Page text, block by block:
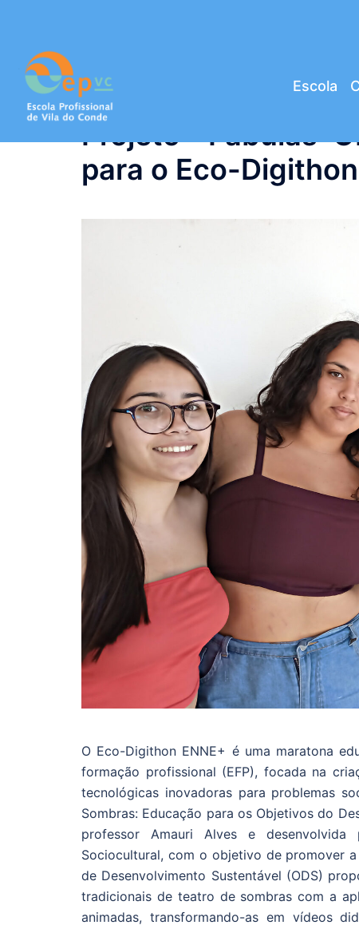
conteúdo
Escola
Projeto “Fábulas
para o Eco-
O Eco-Digithon ENNE+ é uma maratona
formação profissional (EFP), focada na
tecnológicas inovadoras para problemas
Sombras: Educação para os Objetivos do
professor Amauri Alves e
Sociocultural, com o objetivo de promover
de Desenvolvimento Sustentável (ODS)
tradicionais de teatro de sombras com a
animadas, transformando-as em vídeos